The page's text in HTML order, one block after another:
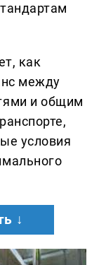
как
между
и общим
условия
↓